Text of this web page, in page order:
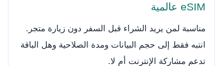
eSIM عالمية
مناسبة لمن يريد الشراء قبل السفر دون زيارة متجر.
انتبه فقط إلى حجم البيانات ومدة الصلاحية وهل الباقة
تدعم مشاركة الإنترنت أم لا.